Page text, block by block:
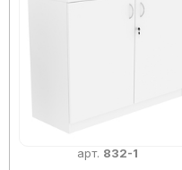
арт. 832-1